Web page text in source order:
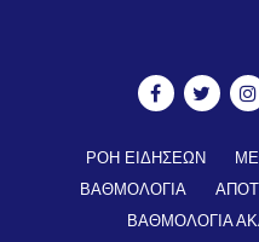
ΡΟΗ ΕΙΔΗΣΕΩΝ
ΒΑΘΜΟΛΟΓΙΑ
ΒΑΘΜΟΛΟΓΙΑ